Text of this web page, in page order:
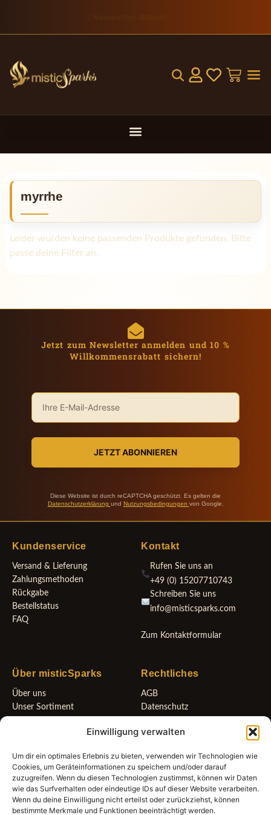
Einwilligung verwalten
Um dir ein optimales Erlebnis zu bieten, verwenden wir Technologien wie
Cookies, um Geräteinformationen zu speichern und/oder darauf
zuzugreifen. Wenn du diesen Technologien zustimmst, können wir Daten
wie das Surfverhalten oder eindeutige IDs auf dieser Website verarbeiten.
Wenn du deine Einwilligung nicht erteilst oder zurückziehst, können
bestimmte Merkmale und Funktionen beeinträchtigt werden.
myrrhe
Leider wurden keine passenden Produkte gefunden. Bitte
passe deine Filter an.
Jetzt zum Newsletter anmelden und 10 %
Willkommensrabatt sichern!
JETZT ABONNIEREN
Diese Website ist durch reCAPTCHA geschützt. Es gelten die
Datenschutzerklärung und Nutzungsbedingungen von Google.
Kundenservice
Versand & Lieferung
Zahlungsmethoden
Rückgabe
Bestellstatus
FAQ
Kontakt
Rufen Sie uns an
+49 (0) 15207710743
Schreiben Sie uns
info@misticsparks.com
Zum Kontaktformular
Über misticSparks
Über uns
Unser Sortiment
Geschenkgutscheine
Rechtliches
AGB
Datenschutz
Cookie-Richtlinie (EU)
Bleib mit uns verbunden